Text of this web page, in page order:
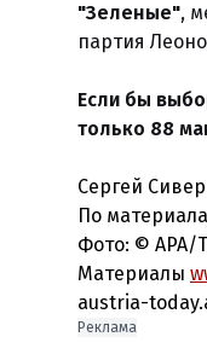
"Зеленые",
партия
Если бы
только 88
Сергей
По
Фото: © APA/
Материалы
austria-
Реклама